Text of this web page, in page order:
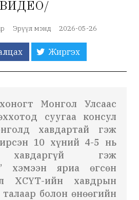
ВИДЕО/
Эрүүл мэнд 2026-05-26
Жиргэх
Монгол Улсаас
суугаа консул
хавдартай гэж
10 хүний 4-5 нь
хавдаргүй гэж
хэмээн яриа өгсөн
ХСҮТ-ийн хавдрын
болон өнөөгийн